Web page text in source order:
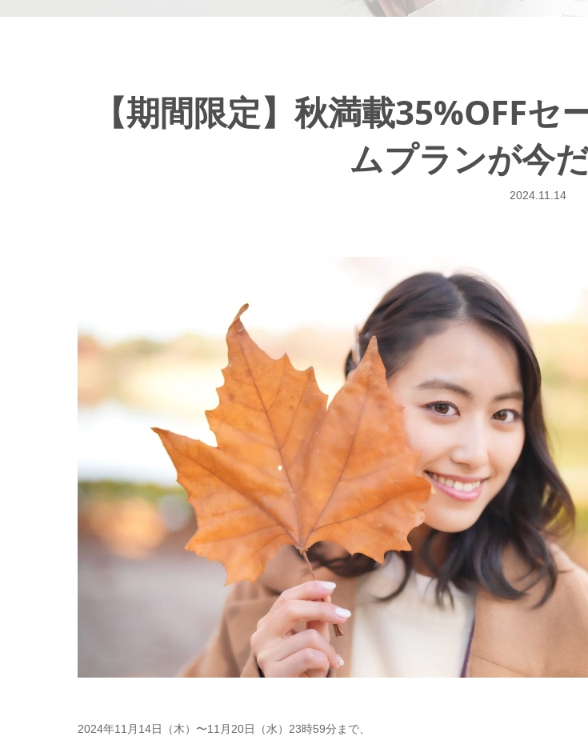
【期間限定】秋満載35%OFF
ムプランが今
2024.11.14
2024年11月14日（木）〜11月20日（水）23時59分まで、